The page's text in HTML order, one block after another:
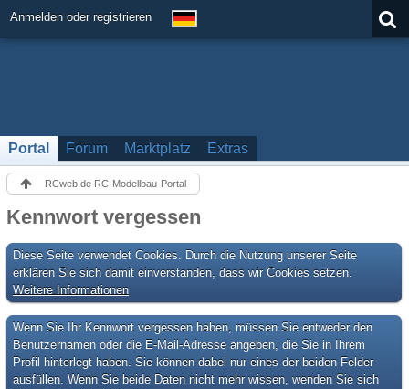
Anmelden oder registrieren
Portal Forum Marktplatz Extras
RCweb.de RC-Modellbau-Portal
Kennwort vergessen
Diese Seite verwendet Cookies. Durch die Nutzung unserer Seite
erklären Sie sich damit einverstanden, dass wir Cookies setzen.
Weitere Informationen
Wenn Sie Ihr Kennwort vergessen haben, müssen Sie entweder den
Benutzernamen oder die E-Mail-Adresse angeben, die Sie in Ihrem
Profil hinterlegt haben. Sie können dabei nur eines der beiden Felder
ausfüllen. Wenn Sie beide Daten nicht mehr wissen, wenden Sie sich